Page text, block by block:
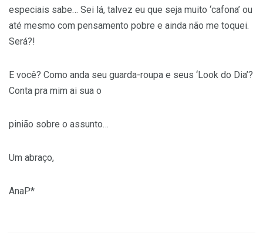
especiais sabe… Sei lá, talvez eu que seja muito ‘cafona’ ou
até mesmo com pensamento pobre e ainda não me toquei.
Será?!
E você? Como anda seu guarda-roupa e seus ‘Look do Dia’?
Conta pra mim ai sua o
pinião sobre o assunto…
Um abraço,
AnaP*